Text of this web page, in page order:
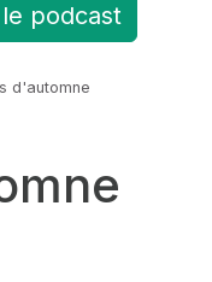
podcast
d'automne